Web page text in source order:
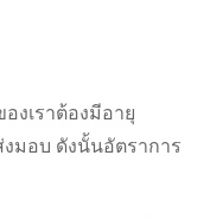
งเราต้องมีอายุ
มอบ ดังนั้นอัตราการ